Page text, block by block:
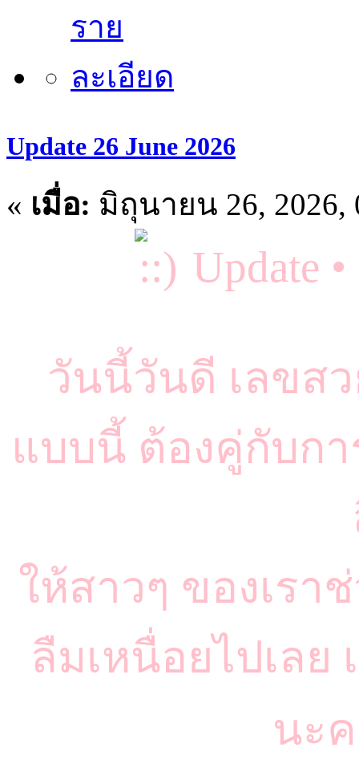
Update 26 June 2026
« เมื่อ: มิถุนายน 26, 2026,
Update
วันนี้วันดี เลขส
แบบนี้ ต้องคู่กับก
ให้สาวๆ ของเร
ลืมเหนื่อยไปเลย
นะ